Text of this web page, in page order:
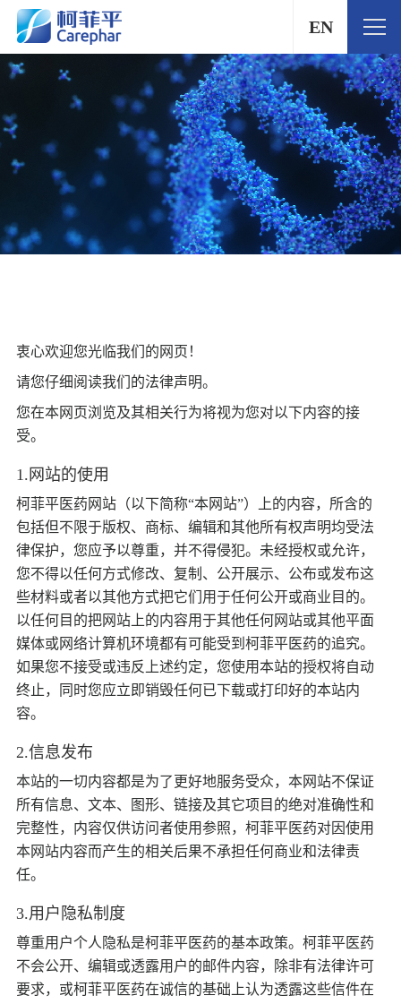
EN
衷心欢迎您光临我们的网页！
请您仔细阅读我们的法律声明。
您在本网页浏览及其相关行为将视为您对以下内容的接
受。
1.网站的使用
柯菲平医药网站（以下简称“本网站”）上的内容，所含的
包括但不限于版权、商标、编辑和其他所有权声明均受法
律保护，您应予以尊重，并不得侵犯。未经授权或允许，
您不得以任何方式修改、复制、公开展示、公布或发布这
些材料或者以其他方式把它们用于任何公开或商业目的。
以任何目的把网站上的内容用于其他任何网站或其他平面
媒体或网络计算机环境都有可能受到柯菲平医药的追究。
如果您不接受或违反上述约定，您使用本站的授权将自动
终止，同时您应立即销毁任何已下载或打印好的本站内
容。
2.信息发布
本站的一切内容都是为了更好地服务受众，本网站不保证
所有信息、文本、图形、链接及其它项目的绝对准确性和
完整性，内容仅供访问者使用参照，柯菲平医药对因使用
本网站内容而产生的相关后果不承担任何商业和法律责
任。
3.用户隐私制度
尊重用户个人隐私是柯菲平医药的基本政策。柯菲平医药
不会公开、编辑或透露用户的邮件内容，除非有法律许可
要求，或柯菲平医药在诚信的基础上认为透露这些信件在